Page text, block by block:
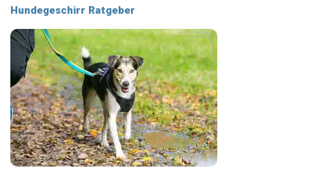
Hundegeschirr Ratgeber